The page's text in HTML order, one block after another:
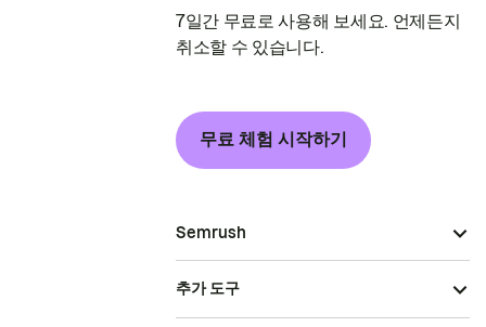
7일간 무료로 사용해 보세요. 언제든지
취소할 수 있습니다.
무료 체험 시작하기
Semrush
추가 도구